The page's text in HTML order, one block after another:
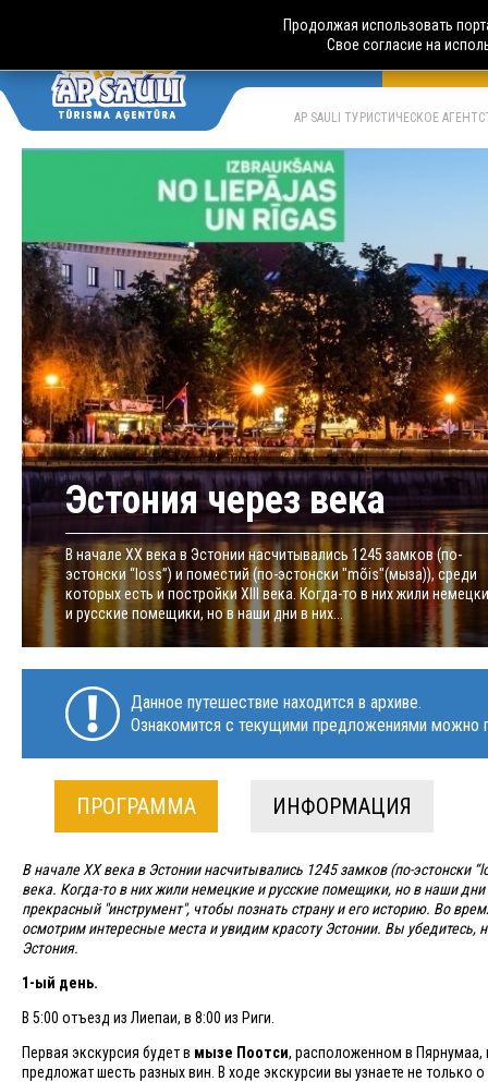
AP SAULI ТУРИСТИЧЕСКОЕ
Эстония через века
В начале ХХ века в Эстонии насчитывались 1245 замков (по-
эстонски “loss”) и поместий (по-эстонски "mõis"(мыза)), среди
которых есть и постройки XIII века. Когда-то в них жили
и русские помещики, но в наши дни в них...
Данное путешествие находится в архиве.
Ознакомится с текущими предложениями можно
ПРОГРАММА ИНФОРМАЦИЯ
В начале ХХ века в Эстонии насчитывались 1245 замков (по-эстонски
века. Когда-то в них жили немецкие и русские помещики, но в наши
прекрасный "инструмент", чтобы познать страну и его историю. Во
осмотрим интересные места и увидим красоту Эстонии. Вы убедитесь,
Эстония.
1-ый день.
В 5:00 отъезд из Лиепаи, в 8:00 из Риги.
Первая экскурсия будет в мызе Поотси, расположенном в Пярнумаа,
предложат шесть разных вин. В ходе экскурсии вы узнаете не
Продолжая использовать
Свое согласие на